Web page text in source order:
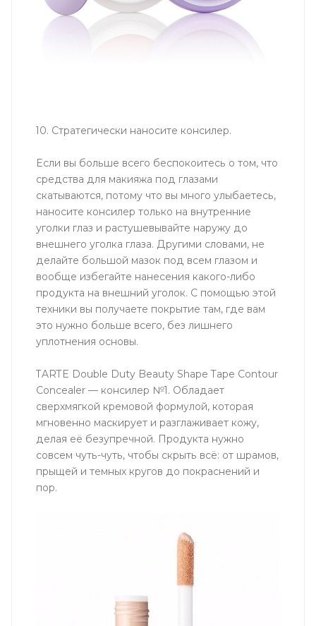
10. Стратегически наносите консилер.
Если вы больше всего беспокоитесь о том, что
средства для макияжа под глазами
скатываются, потому что вы много улыбаетесь,
наносите консилер только на внутренние
уголки глаз и растушевывайте наружу до
внешнего уголка глаза. Другими словами, не
делайте большой мазок под всем глазом и
вообще избегайте нанесения какого-либо
продукта на внешний уголок. С помощью этой
техники вы получаете покрытие там, где вам
это нужно больше всего, без лишнего
уплотнения основы.
TARTE Double Duty Beauty Shape Tape Contour
Concealer — консилер №1. Обладает
сверхмягкой кремовой формулой, которая
мгновенно маскирует и разглаживает кожу,
делая её безупречной. Продукта нужно
совсем чуть-чуть, чтобы скрыть всё: от шрамов,
прыщей и темных кругов до покраснений и
пор.